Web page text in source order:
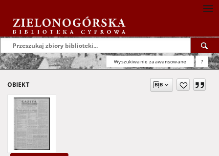
Wyszukiwanie zaawansowane ?
OBIEKT